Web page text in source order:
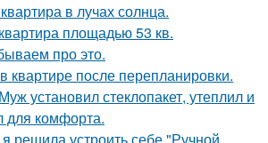
в лучах солнца.
площадью 53 кв.
про это.
квартире после перепланировки.
установил стеклопакет, утеплил и
для комфорта.